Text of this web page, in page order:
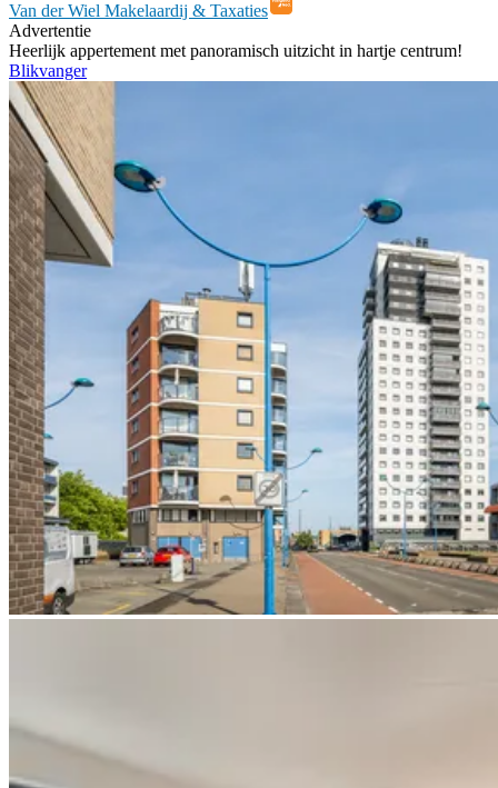
Van der Wiel Makelaardij & Taxaties
Advertentie
Heerlijk appertement met panoramisch uitzicht in hartje centrum!
Blikvanger